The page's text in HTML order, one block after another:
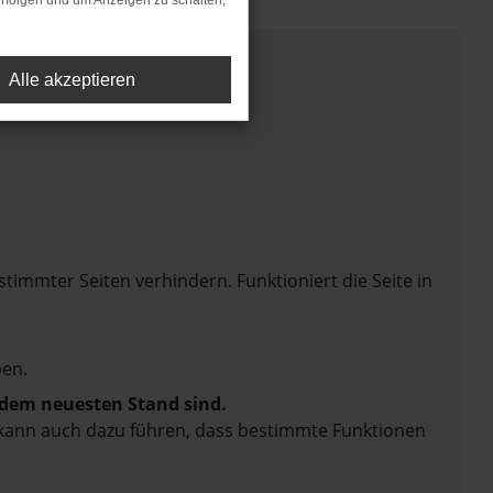
Seiten verhindern. Funktioniert die Seite in
neuesten Stand sind.
auch dazu führen, dass bestimmte Funktionen
Alle akzeptieren